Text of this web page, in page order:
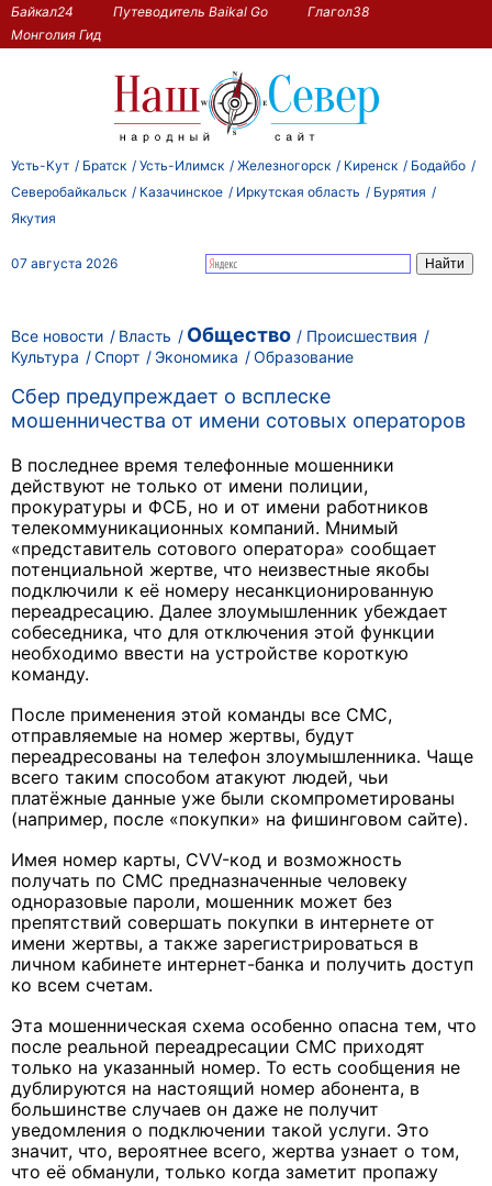
Байкал24 Путеводитель Baikal Go
Глагол38
Монголия Гид
Усть-Кут Братск Усть-Илимск Железногорск Киренск
Бодайбо
Северобайкальск
Казачинское Иркутская область
Бурятия
Якутия
07 августа 2026
Все новости Власть Общество
Происшествия
Культура
Спорт Экономика Образование
Сбер предупреждает о всплеске
мошенничества от имени сотовых операторов
В последнее время телефонные мошенники
действуют не только от имени полиции,
прокуратуры и ФСБ, но и от имени работников
телекоммуникационных компаний. Мнимый
«представитель сотового оператора» сообщает
потенциальной жертве, что неизвестные якобы
подключили к её номеру несанкционированную
переадресацию. Далее злоумышленник убеждает
собеседника, что для отключения этой функции
необходимо ввести на устройстве короткую
команду.
После применения этой команды все СМС,
отправляемые на номер жертвы, будут
переадресованы на телефон злоумышленника. Чаще
всего таким способом атакуют людей, чьи
платёжные данные уже были скомпрометированы
(например, после «покупки» на фишинговом сайте).
Имея номер карты, CVV-код и возможность
получать по СМС предназначенные человеку
одноразовые пароли, мошенник может без
препятствий совершать покупки в интернете от
имени жертвы, а также зарегистрироваться в
личном кабинете интернет-банка и получить доступ
ко всем счетам.
Эта мошенническая схема особенно опасна тем, что
после реальной переадресации СМС приходят
только на указанный номер. То есть сообщения не
дублируются на настоящий номер абонента, в
большинстве случаев он даже не получит
уведомления о подключении такой услуги. Это
значит, что, вероятнее всего, жертва узнает о том,
что её обманули, только когда заметит пропажу